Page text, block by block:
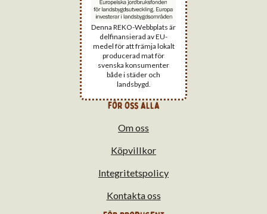
för oss alla
Om oss
Köpvillkor
Integritetspolicy
Kontakta oss
Denna REKO-Webbplats är
delfinansierad av EU-
medel för att främja lokalt
producerad mat för
svenska konsumenter
både i städer och
landsbygd.